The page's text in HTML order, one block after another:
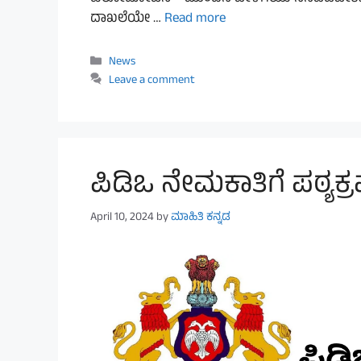
ದಾಖಲೆಯೇ … Read more
Categories
News
Leave a comment
ಪಿಡಿಒ ನೇಮಕಾತಿಗೆ
April 10, 2024byಮಾಹಿತಿ ಕನ್ನಡ